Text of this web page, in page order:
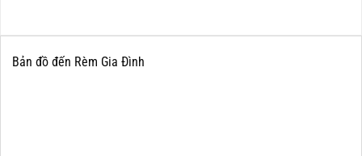
Bản đồ đến Rèm Gia Đình